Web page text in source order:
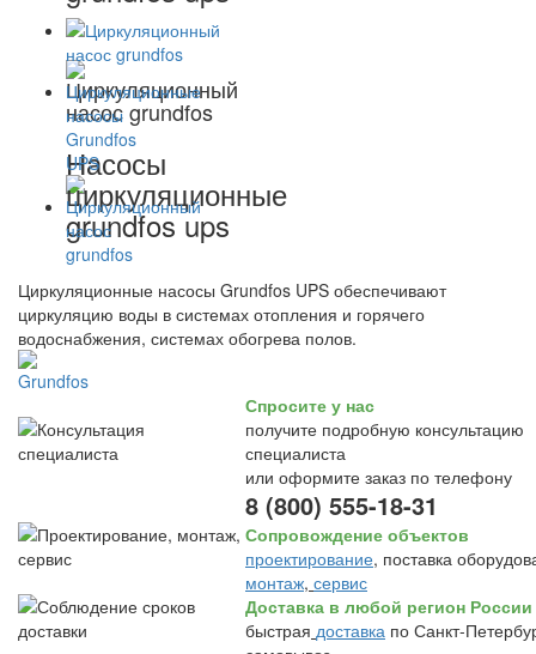
Циркуляционный
насос grundfos
Насосы
циркуляционные
grundfos ups
Циркуляционные насосы Grundfos UPS обеспечивают
циркуляцию воды в системах отопления и горячего
водоснабжения, системах обогрева полов.
Спросите у нас
получите подробную консультацию
специалиста
или оформите заказ по телефону
8 (800) 555-18-31
Сопровождение объектов
проектирование, поставка
монтаж, сервис
Доставка в любой регион России
быстрая доставка по Санкт-